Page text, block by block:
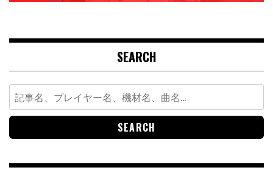
SEARCH
Search
for: